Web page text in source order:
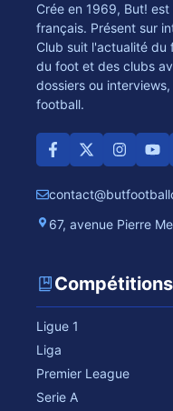
Crée en 1969, But!
français. Présent sur
Club suit l'actualité du
du foot et des clubs
dossiers ou
football.
67, avenue Pierre
Compétitions
Ligue 1
Liga
Premier League
Serie A